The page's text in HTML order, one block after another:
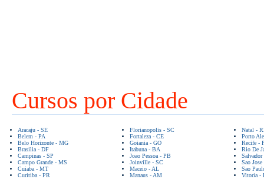
Cursos por Cidade
Aracaju - SE
Belem - PA
Belo Horizonte - MG
Brasilia - DF
Campinas - SP
Campo Grande - MS
Cuiaba - MT
Curitiba - PR
Florianopolis - SC
Fortaleza - CE
Goiania - GO
Itabuna - BA
Joao Pessoa - PB
Joinville - SC
Maceio - AL
Manaus - AM
Natal -
Porto
Recife -
Rio De
Sao
Sao
Vitoria -